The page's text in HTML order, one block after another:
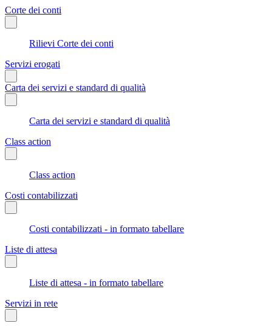
Corte dei conti
Rilievi Corte dei conti
Servizi erogati
Carta dei servizi e standard di qualità
Carta dei servizi e standard di qualità
Class action
Class action
Costi contabilizzati
Costi contabilizzati - in formato tabellare
Liste di attesa
Liste di attesa - in formato tabellare
Servizi in rete